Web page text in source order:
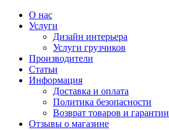
О нас
Услуги
Дизайн интерьера
Услуги грузчиков
Производители
Статьи
Информация
Доставка и оплата
Политика безопасности
Возврат товаров и гарантии
Отзывы о магазине